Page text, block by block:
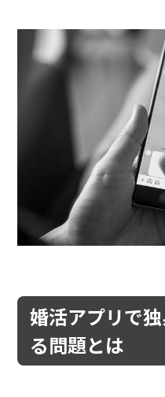
婚活アプリで
る問題とは